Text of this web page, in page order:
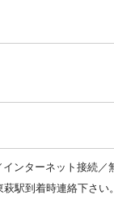
ンターネット接続
駅到着時連絡下さい